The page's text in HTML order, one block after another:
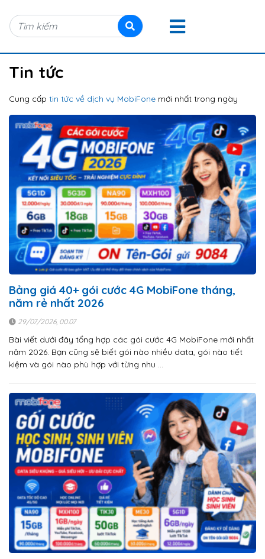
Tin tức
Cung cấp tin tức về dịch vụ MobiFone mới nhất trong ngày
Bảng giá 40+ gói cước 4G MobiFone tháng,
năm rẻ nhất 2026
29/07/2026, 00:07
Bài viết dưới đây tổng hợp các gói cước 4G MobiFone mới nhất
năm 2026. Bạn cũng sẽ biết gói nào nhiều data, gói nào tiết
kiệm và gói nào phù hợp với từng nhu …